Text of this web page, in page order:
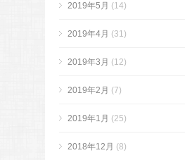
2019年5月 (14)
2019年4月 (31)
2019年3月 (12)
2019年2月 (7)
2019年1月 (25)
2018年12月 (8)